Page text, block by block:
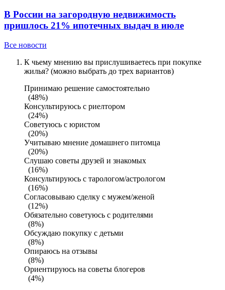
В России на загородную недвижимость
пришлось 21% ипотечных выдач в июле
Все новости
К чьему мнению вы прислушиваетесь при покупке
жилья? (можно выбрать до трех вариантов)
Принимаю решение самостоятельно
(48%)
Консультируюсь с риелтором
(24%)
Советуюсь с юристом
(20%)
Учитываю мнение домашнего питомца
(20%)
Слушаю советы друзей и знакомых
(16%)
Консультируюсь с тарологом/астрологом
(16%)
Согласовываю сделку с мужем/женой
(12%)
Обязательно советуюсь с родителями
(8%)
Обсуждаю покупку с детьми
(8%)
Опираюсь на отзывы
(8%)
Ориентируюсь на советы блогеров
(4%)